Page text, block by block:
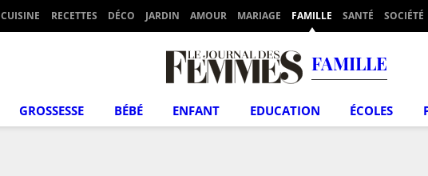
CUISINE RECETTES DÉCO JARDIN AMOUR MARIAGE FAMILLE SANTÉ SOCIÉTÉ
FAMILLE
GROSSESSE BÉBÉ ENFANT EDUCATION ÉCOLES